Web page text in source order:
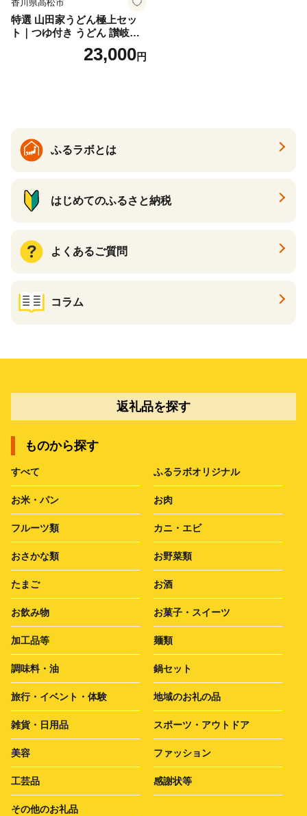
香川県高松市
特選 山田家うどん極上セッ
ト｜つゆ付き うどん 讃岐う
どん さぬきうどん 生麵 うど
んセット カレーうどん 生う
23,000円
ふるラボとは
はじめてのふるさと納税
よくあるご質問
コラム
返礼品を探す
ものから探す
すべて ふるラボオリジナル
お米・パン お肉
フルーツ類 カニ・エビ
おさかな類 お野菜類
たまご お酒
お飲み物 お菓子・スイーツ
加工品等 麺類
調味料・油 鍋セット
旅行・イベント・体験 地域のお礼の品
雑貨・日用品 スポーツ・アウトドア
美容 ファッション
工芸品 感謝状等
その他のお礼品